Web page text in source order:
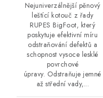
Nejuniverzálnější pěnový
leštící kotouč z řady
RUPES BigFoot, který
poskytuje efektivní míru
odstraňování defektů a
schopnost vysoce lesklé
povrchové
úpravy. Odstraňuje jemné
až střední vady,...